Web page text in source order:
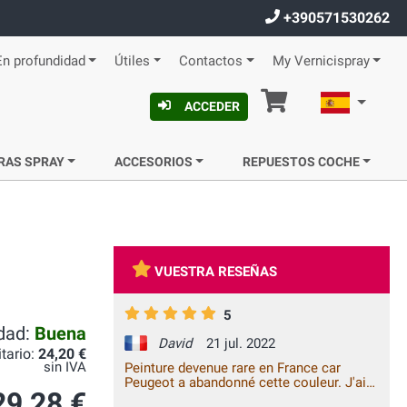
+390571530262
profundidad Útiles Contactos My Vernicispray
ACCEDER Cesta Español
SPRAY ACCESORIOS REPUESTOS COCHE
Buena
24,20 €
sin IVA
VUESTRA RESEÑAS
5
David
21 jul. 2022
Peinture devenue rare en France car
Peugeot a abandonné cette couleur. J'ai